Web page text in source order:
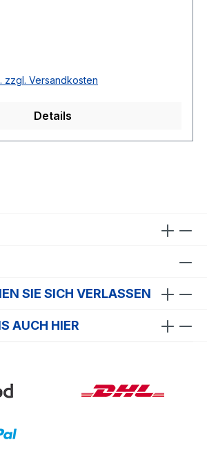
zzgl. Versandkosten
Details
SIE SICH VERLASSEN
AUCH HIER